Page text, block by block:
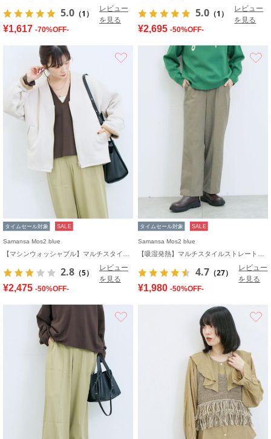
5.0 （1）
レビュー
を見る
¥1,617 -70%OFF-
5.0 （1）
レビュー
を見る
¥2,695 -50%OFF-
お気に入り
タイムセール対象 SALE
Samansa Mos2 blue
2.8 （5）
レビュー
を見る
¥2,475 -50%OFF-
タイムセール対象 SALE
Samansa Mos2 blue
4.7 （27）
レビュー
を見る
¥1,980 -50%OFF-